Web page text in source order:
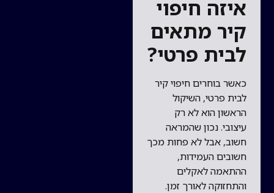
איזה חיפוי
קיר מתאים
לבית פרטי?
כאשר בוחרים חיפוי קיר
לבית פרטי, השיקול
הראשון הוא לא רק
עיצובי. נכון שהמראה
חשוב, אבל לא פחות מכך
חשובים העמידות,
ההתאמה לאקלים
והתחזוקה לאורך זמן.